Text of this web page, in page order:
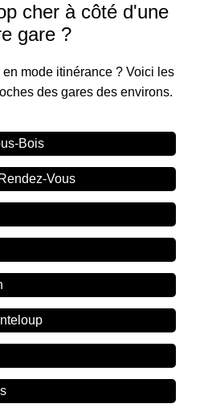
cher à côté d'une
gare ?
mode itinérance ? Voici les
des gares des environs.
Bois
Vous